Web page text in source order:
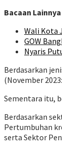
Bacaan Lainnya
Wali Kota
GOW
Nyaris
Berdasarkan
(November
Sementara itu,
Berdasarkan
Pertumbuhan
serta Sektor